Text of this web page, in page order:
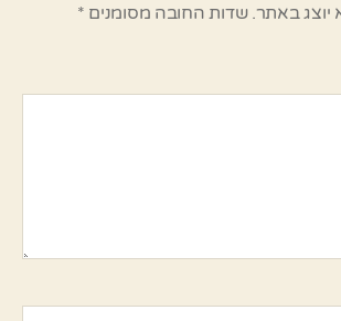
יוצג באתר. שדות החובה מסומנים *